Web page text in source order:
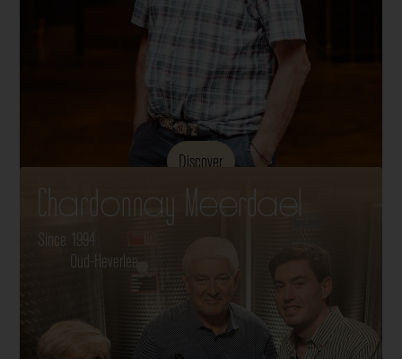
Discover
Chardonnay Meerdael
Since 1994
Oud-Heverlee